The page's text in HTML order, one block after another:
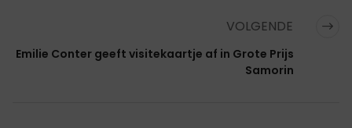
VOLGENDE
Emilie Conter geeft visitekaartje af in Grote Prijs
Samorin